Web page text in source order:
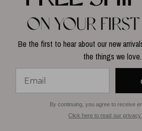
Be the first to hear about our new
the things we love.
By continuing, you agree to receive
Click here to read our privacy